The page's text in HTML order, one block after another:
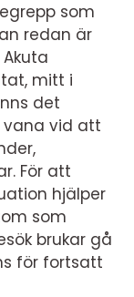
som
redan är
mitt i
det
vid att
För att
hjälper
som
brukar gå
för fortsatt